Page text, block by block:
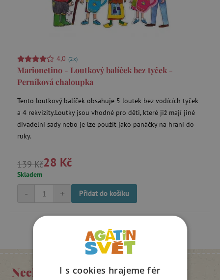
Stejné pohádkové postavičky zažívají všechno jinak. Také
konec pohádky je jiný a pro znalce pohádek snad i zcela
dřevěných či plastových tyček.
velice snadná. Zvládnou je obsluhovat děti od tří let.
4,0 (2x)
Marionetino - Loutkový balíček bez tyček -
Perníková chaloupka
Tento loutkový balíček obsahuje 5 loutek bez vodících tyček
a 4 rekvizity.Loutky jsou vhodné pro děti, které již mají jiné
divadelní sady nebo je lze použít jako panáčky na hraní do
ruky.
139 Kč28 Kč
Skladem
+
- Přidat do košíku
Nechte se inspirovat Agátiným
I s cookies hrajeme fér